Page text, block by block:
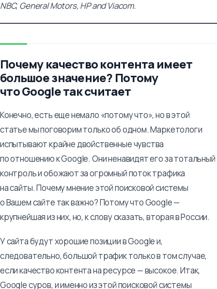
NBC, General Motors, HP and Viacom.
Почему качество контента имеет
большое значение? Потому
что Google так считает
Конечно, есть еще немало «потому что», но в этой
статье мы поговорим только об одном. Маркетологи
испытывают крайне двойственные чувства
по отношению к Google. Они ненавидят его за тотальный
контроль и обожают за огромный поток трафика
на сайты. Почему мнение этой поисковой системы
о Вашем сайте так важно? Потому что Google —
крупнейшая из них, но, к слову сказать, вторая в России.
У сайта будут хорошие позиции в Google и,
следовательно, большой трафик только в том случае,
если качество контента на ресурсе — высокое. Итак,
Google суров, и именно из этой поисковой системы